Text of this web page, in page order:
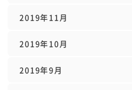
2019年11月
2019年10月
2019年9月